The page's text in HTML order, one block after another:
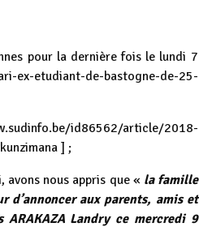
pour la dernière fois le lundi 7
ex-etudiant-de-bastogne-de-25-
id86562/article/2018-
] ;
avons nous appris que « la famille
d’annoncer aux parents, amis et
Landry ce mercredi 9